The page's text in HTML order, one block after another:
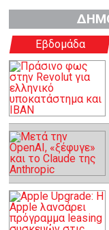
Εβδομάδα